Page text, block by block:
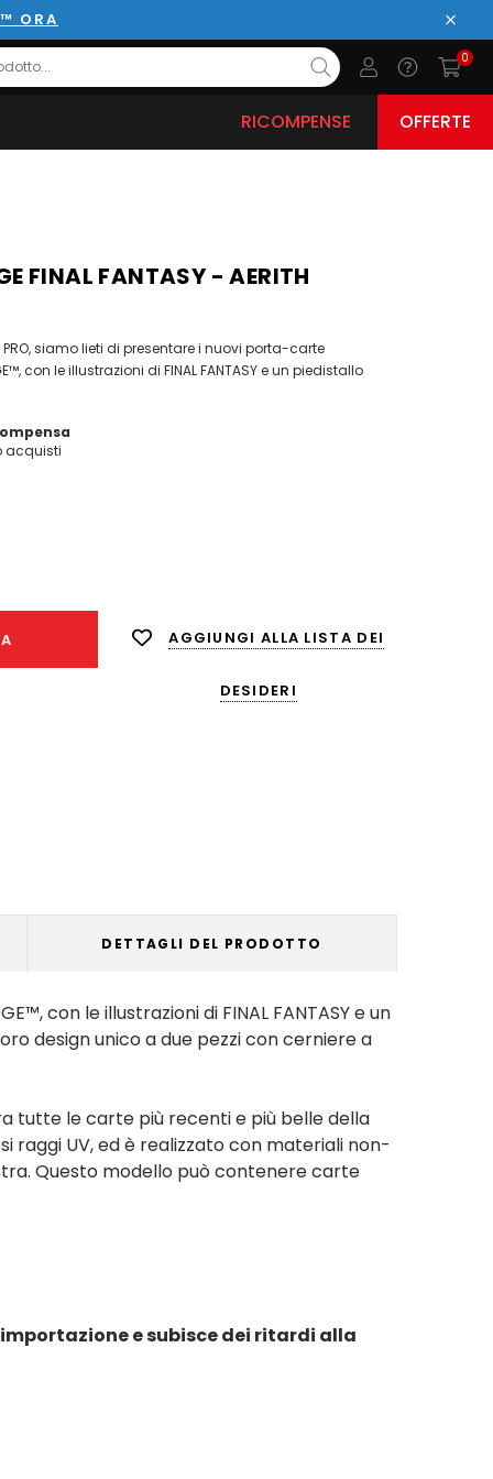
ORA
0
RICOMPENSE OFFERTE
FINAL FANTASY - AERITH
siamo lieti di presentare i nuovi porta-carte
con le illustrazioni di FINAL FANTASY e un piedistallo
acquisti
AGGIUNGI ALLA LISTA DEI
DESIDERI
DETTAGLI DEL PRODOTTO
con le illustrazioni di FINAL FANTASY e un
design unico a due pezzi con cerniere a
tutte le carte più recenti e più belle della
raggi UV, ed è realizzato con materiali non-
Questo modello può contenere carte
e subisce dei ritardi alla